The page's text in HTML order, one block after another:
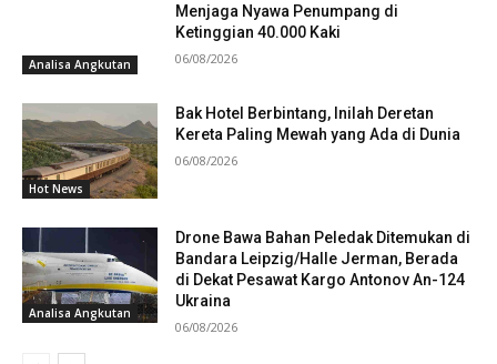
Analisa Angkutan
Menjaga Nyawa Penumpang di
Ketinggian 40.000 Kaki
06/08/2026
Hot News
Bak Hotel Berbintang, Inilah Deretan
Kereta Paling Mewah yang Ada di Dunia
06/08/2026
Analisa Angkutan
Drone Bawa Bahan Peledak Ditemukan di
Bandara Leipzig/Halle Jerman, Berada
di Dekat Pesawat Kargo Antonov An-124
Ukraina
06/08/2026